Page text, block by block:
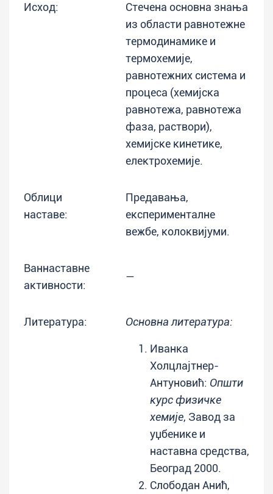
Исход:
Стечена основна знања
из области равнотежне
термодинамике и
термохемије,
равнотежних система и
процеса (хемијска
равнотежа, равнотежа
фаза, раствори),
хемијске кинетике,
електрохемије.
Облици
наставе:
Предавања,
експерименталне
вежбе, колоквијуми.
Ваннаставне
активности:
—
Литература: Основна литература:
Иванка
Холцлајтнер-
Антуновић: Општи
курс физичке
хемије, Завод за
уџбенике и
наставна средства,
Београд 2000.
Слободан Анић,